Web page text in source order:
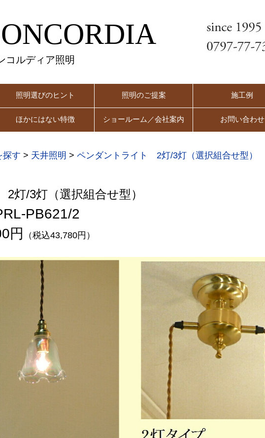
コルディア照明
照明選びのヒント 照明のご提案 施工例
ほかにはない特徴 ショールーム／会社案内 お問い合わせ
探す > 天井照明 > ペンダントライト 2灯/3灯（選択組合せ型）
/3灯（選択組合せ型）
PB621/2
円
（税込43,780円）